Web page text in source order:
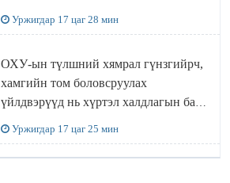
Уржигдар 17 цаг 28 мин
ОХУ-ын түлшний хямрал гүнзгийрч,
хамгийн том боловсруулах
үйлдвэрүүд нь хүртэл халдлагын бай
Уржигдар 17 цаг 25 мин